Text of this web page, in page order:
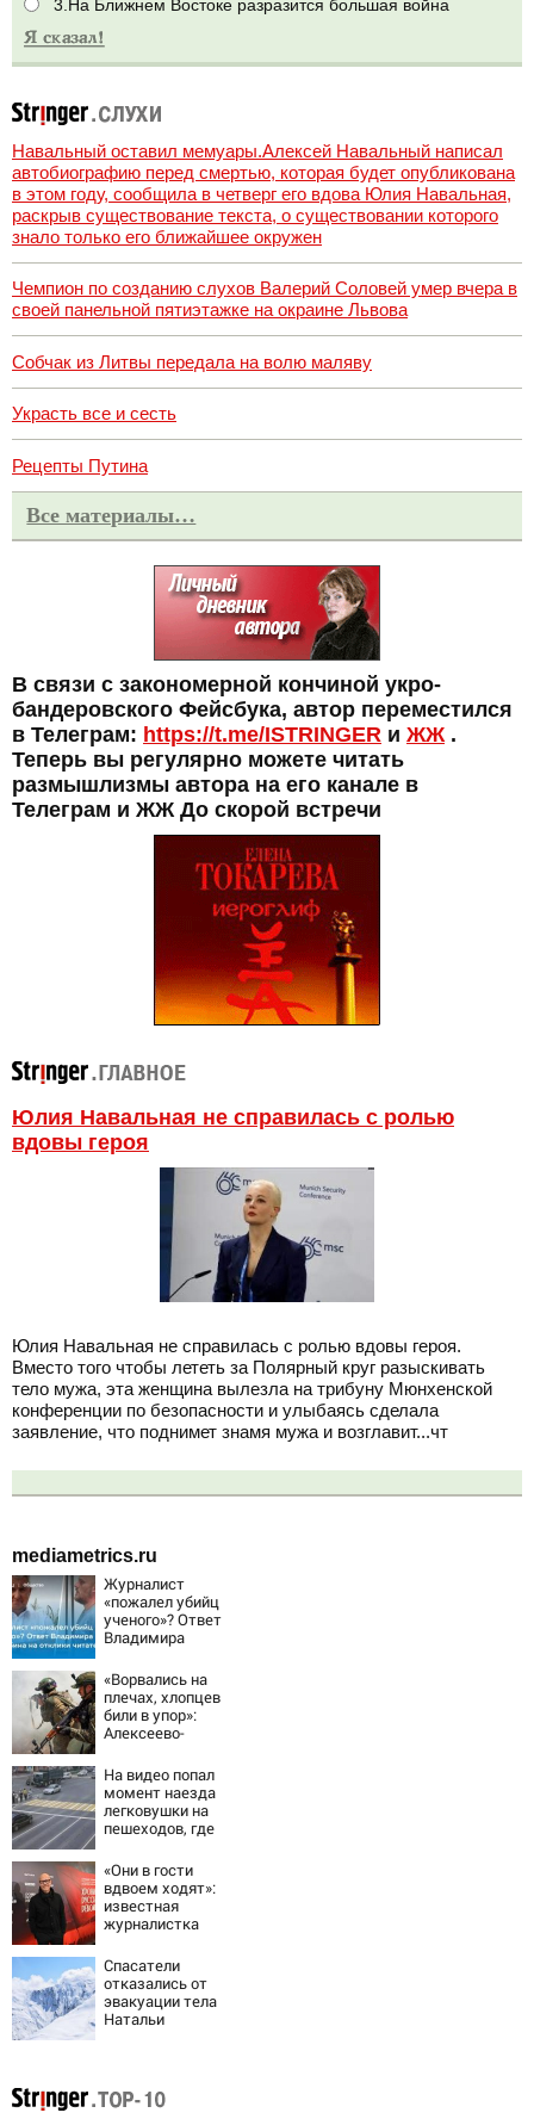
3.На Ближнем Востоке разразится большая война
Навальный оставил мемуары.Алексей Навальный написал
автобиографию перед смертью, которая будет опубликована
в этом году, сообщила в четверг его вдова Юлия Навальная,
раскрыв существование текста, о существовании которого
знало только его ближайшее окружен
Чемпион по созданию слухов Валерий Соловей умер вчера в
своей панельной пятиэтажке на окраине Львова
Собчак из Литвы передала на волю маляву
Украсть все и сесть
Рецепты Путина
Все материалы…
В связи с закономерной кончиной укро-
бандеровского Фейсбука, автор переместился
в Телеграм: https://t.me/ISTRINGER и ЖЖ.
Теперь вы регулярно можете читать
размышлизмы автора на его канале в
Телеграм и ЖЖ До скорой встречи
Юлия Навальная не справилась с ролью
вдовы героя
Юлия Навальная не справилась с ролью вдовы героя.
Вместо того чтобы лететь за Полярный круг разыскивать
тело мужа, эта женщина вылезла на трибуну Мюнхенской
конференции по безопасности и улыбаясь сделала
заявление, что поднимет знамя мужа и возглавит...чт
mediametrics.ru
Журналист
«пожалел убийц
ученого»? Ответ
Владимира
отклики
читателей
«Ворвались на
плечах, хлопцев
били в упор»:
Алексеево-
могильником для
«птах Мадьяра»
На видео попал
момент наезда
легковушки на
пешеходов, где
минимум восемь
человек
06/08/2026 –
Новости
«Они в гости
вдвоем ходят»:
известная
журналистка
роман
Бондарчука и
Исаковой
Спасатели
отказались от
эвакуации тела
Натальи